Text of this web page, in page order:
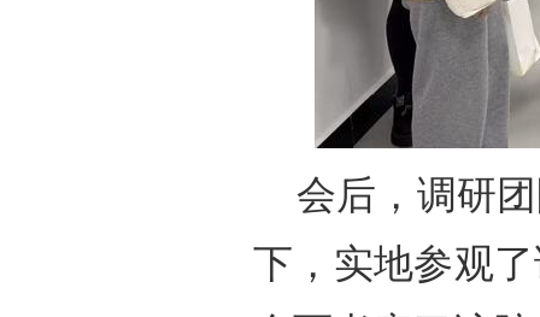
会后，调研
下，实地参观